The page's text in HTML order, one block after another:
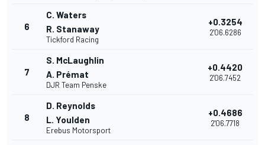
6
C. Waters
R. Stanaway
Tickford Racing
+0.3254
2'06.6286
7
S. McLaughlin
A. Prémat
DJR Team Penske
+0.4420
2'06.7452
8
D. Reynolds
L. Youlden
Erebus Motorsport
+0.4686
2'06.7718